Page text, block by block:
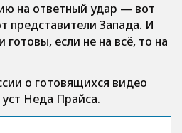
на ответный удар — вот
представители Запада. И
если не на всё, то на
о готовящихся видео
Неда Прайса.